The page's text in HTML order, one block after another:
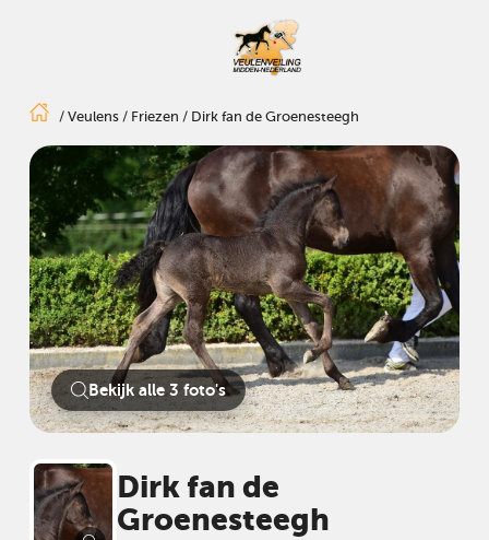
/ Veulens/ Friezen / Dirk fan de Groenesteegh
Bekijk alle 3 foto's
Dirk fan de
Groenesteegh